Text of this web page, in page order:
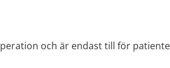
och är endast till för